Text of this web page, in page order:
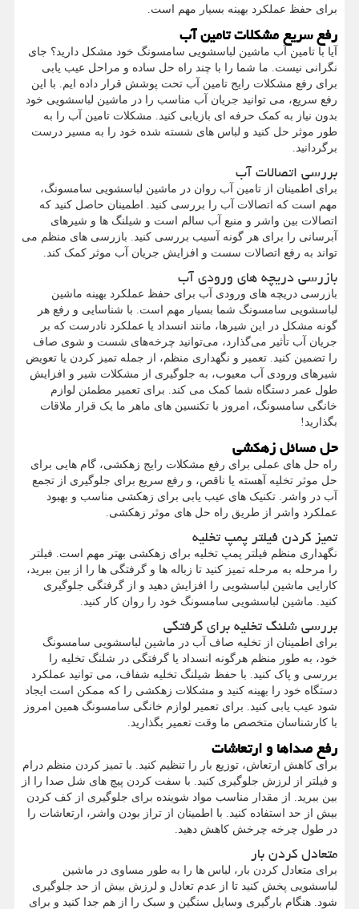
برای حفظ عملکرد بهینه بسیار مهم است.
رفع سریع مشکلات تامین آب
آیا با تامین آب ماشین لباسشویی سامسونگ خود مشکل دارید؟ جای
نگرانی نیست. ما شما را با چند راه حل ساده و مراحل عیب یابی
برای رفع مشکلات رایج تامین آب تحت پوشش قرار داده ایم. با این
رفع سریع، می توانید جریان آب مناسب را در ماشین لباسشویی خود
بدون نیاز به کمک حرفه ای بازیابی کنید. مشکلات تامین آب را به
طور موثر حل کنید و لباس های شسته شده خود را به مسیر درست
برگردانید.
بررسی اتصالات آب
برای اطمینان از تامین آب روان در ماشین لباسشویی سامسونگ،
مهم است که اتصالات آب را بررسی کنید. اطمینان حاصل کنید که
اتصالات بین واشر و منبع آب سالم است و شیلنگ ها و شیرهای
آبرسانی را برای هر گونه آسیب بررسی کنید. بازرسی های منظم می
تواند به رفع اتصالات سست و افزایش جریان آب موثر کمک کند.
بازرسی دریچه های ورودی آب
بازرسی دریچه های ورودی آب برای حفظ عملکرد بهینه ماشین
لباسشویی سامسونگ شما بسیار مهم است. با شناسایی و رفع هر
گونه مشکل در این شیرها، مانند انسداد یا عملکرد نادرست که بر
جریان آب تأثیر می‌گذارد، می‌توانید چرخه‌های شست و شوی صاف
را تضمین کنید. تعمیر و نگهداری منظم، از جمله تمیز کردن یا تعویض
شیرهای ورودی آب معیوب، به جلوگیری از مشکلات شیر و افزایش
طول عمر دستگاه شما کمک می کند. برای تعمیر مطمئن لوازم
خانگی سامسونگ، امروز با تکنسین های ماهر ما یک قرار ملاقات
بگذارید!
حل مسائل زهکشی
راه حل های عملی برای رفع مشکلات رایج زهکشی، گام هایی برای
حل موثر تخلیه آهسته یا ناقص، و رفع سریع برای جلوگیری از تجمع
آب در واشر. تکنیک های عیب یابی برای زهکشی مناسب و بهبود
عملکرد واشر از طریق راه حل های موثر زهکشی.
تمیز کردن فیلتر پمپ تخلیه
نگهداری منظم فیلتر پمپ تخلیه برای زهکشی بهتر مهم است. فیلتر
را مرحله به مرحله تمیز کنید تا زباله ها و گرفتگی ها را از بین ببرید،
کارایی ماشین لباسشویی را افزایش دهید و از گرفتگی جلوگیری
کنید. ماشین لباسشویی سامسونگ خود را روان کار کنید.
بررسی شلنگ تخلیه برای گرفتگی
برای اطمینان از تخلیه صاف آب در ماشین لباسشویی سامسونگ
خود، به طور منظم هرگونه انسداد یا گرفتگی در شلنگ تخلیه را
بررسی و پاک کنید. با حفظ شیلنگ تخلیه شفاف، می توانید عملکرد
دستگاه خود را بهینه کنید و مشکلات زهکشی را که ممکن است ایجاد
شود عیب یابی کنید. برای تعمیر لوازم خانگی سامسونگ همین امروز
با کارشناسان متخصص ما وقت تعمیر بگذارید.
رفع صداها و ارتعاشات
برای کاهش ارتعاش، توزیع بار را تنظیم کنید. با تمیز کردن منظم درام
و فیلتر از لرزش جلوگیری کنید. با سفت کردن پیچ های شل صدا را از
بین ببرید. از مقدار مناسب مواد شوینده برای جلوگیری از کف کردن
بیش از حد استفاده کنید. با اطمینان از تراز بودن واشر، ارتعاشات را
در طول چرخه چرخش کاهش دهید.
متعادل کردن بار
برای متعادل کردن بار، لباس ها را به طور مساوی در ماشین
لباسشویی پخش کنید تا از عدم تعادل و لرزش بیش از حد جلوگیری
شود. هنگام بارگیری وسایل سنگین و سبک را از هم جدا کنید و برای